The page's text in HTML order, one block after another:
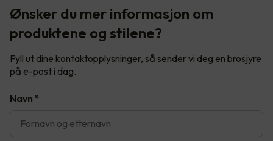
Ønsker du mer informasjon om
produktene og stilene?
Fyll ut dine kontaktopplysninger, så sender vi deg en brosjyre
på e-post i dag.
Navn *